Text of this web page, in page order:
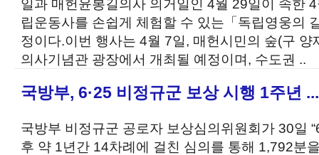
일과 매헌윤봉길의사 의거일인 4월 29일이 속한
립운동사를 손쉽게 체험할 수 있는「독립영웅의
정이다.이번 행사는 4월 7일, 매헌시민의 숲(구
의사기념관 광장에서 개최될 예정이며, 수도권 ..
국방부, 6·25 비정규군 보상 시행 1주년
국방부 비정규군 공로자 보상심의위원회가 30일
후 약 1년간 14차례에 걸친 심의를 통해 1,792분